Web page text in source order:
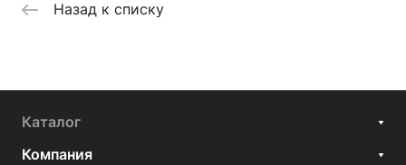
Назад к списку
Каталог
Компания